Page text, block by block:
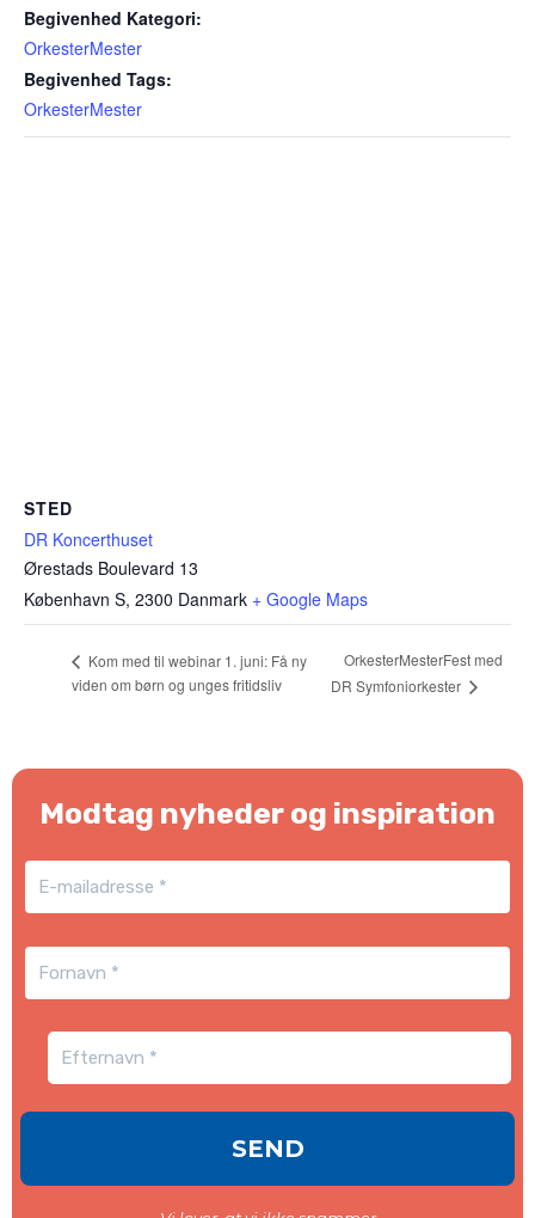
Begivenhed Kategori:
OrkesterMester
Begivenhed Tags:
OrkesterMester
STED
DR Koncerthuset
Ørestads Boulevard 13
København S, 2300 Danmark + Google Maps
Kom med til webinar 1. juni: Få ny
viden om børn og unges fritidsliv
OrkesterMesterFest med
DR Symfoniorkester
Modtag nyheder og inspiration